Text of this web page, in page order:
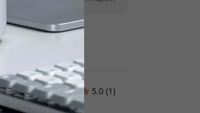
ar šifrēšanu
5.0 (1)